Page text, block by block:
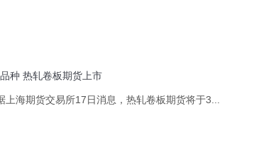
种 热轧卷板期货上市
海期货交易所17日消息，热轧卷板期货将于3...